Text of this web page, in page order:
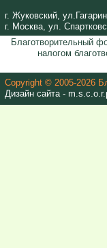
г. Жуковский,
г. Москва, ул.
Благотворительный
налогом
Copyright © 2005-2026
Дизайн сайта -